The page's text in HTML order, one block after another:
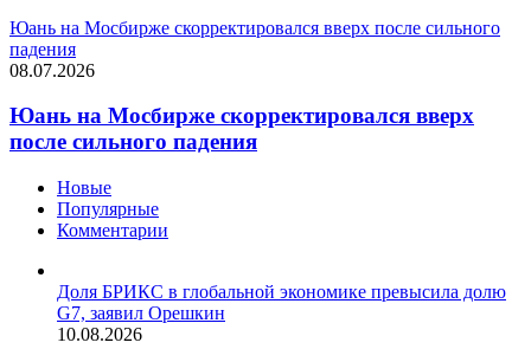
Юань на Мосбирже скорректировался вверх после сильного
падения
08.07.2026
Юань на Мосбирже скорректировался вверх
после сильного падения
Новые
Популярные
Комментарии
Доля БРИКС в глобальной экономике превысила долю
G7, заявил Орешкин
10.08.2026